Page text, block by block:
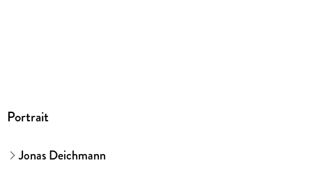
Portrait
Jonas Deichmann